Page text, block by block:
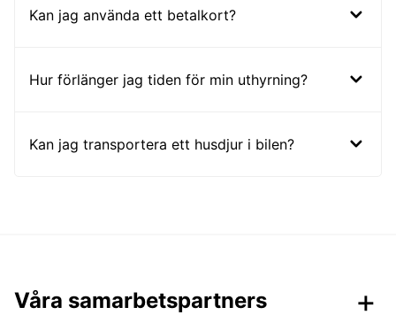
Kan jag använda ett betalkort?
Hur förlänger jag tiden för min uthyrning?
Kan jag transportera ett husdjur i bilen?
Våra samarbetspartners